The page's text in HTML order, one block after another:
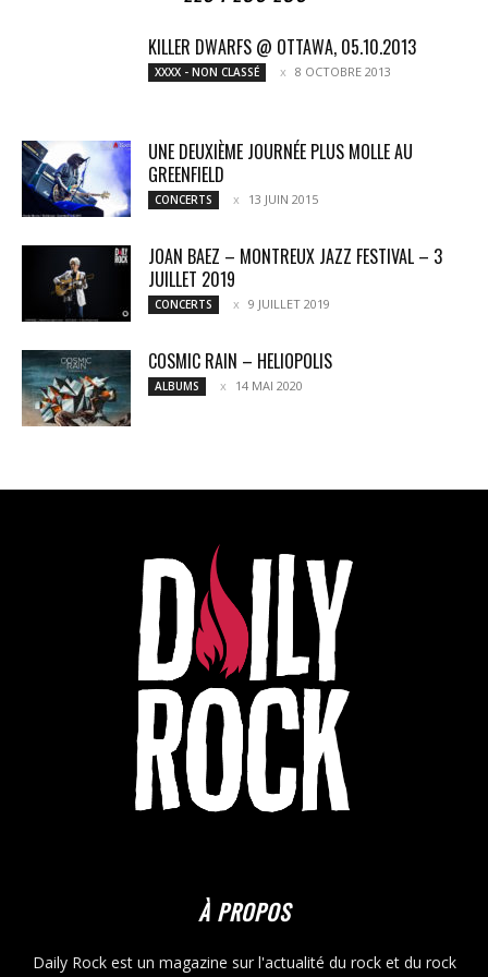
KILLER DWARFS @ OTTAWA, 05.10.2013
XXXX - NON CLASSÉ 8 OCTOBRE 2013
UNE DEUXIÈME JOURNÉE PLUS MOLLE AU
GREENFIELD
CONCERTS 13 JUIN 2015
JOAN BAEZ – MONTREUX JAZZ FESTIVAL – 3
JUILLET 2019
CONCERTS 9 JUILLET 2019
COSMIC RAIN – HELIOPOLIS
ALBUMS 14 MAI 2020
À PROPOS
Daily Rock est un magazine sur l'actualité du rock et du rock